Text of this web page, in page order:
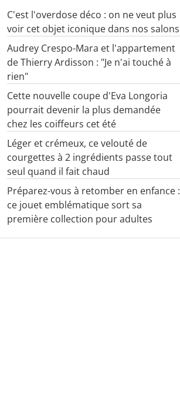
C'est l'overdose déco : on ne veut plus
voir cet objet iconique dans nos salons
Audrey Crespo-Mara et l'appartement
de Thierry Ardisson : "Je n'ai touché à
rien"
Cette nouvelle coupe d'Eva Longoria
pourrait devenir la plus demandée
chez les coiffeurs cet été
Léger et crémeux, ce velouté de
courgettes à 2 ingrédients passe tout
seul quand il fait chaud
Préparez-vous à retomber en enfance :
ce jouet emblématique sort sa
première collection pour adultes